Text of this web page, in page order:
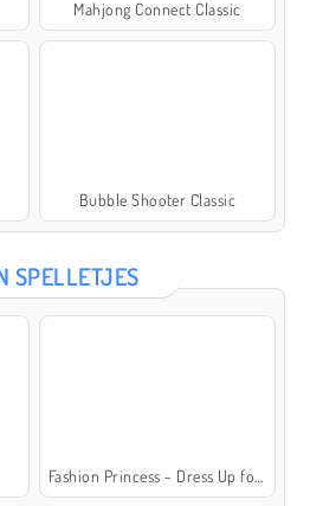
Mahjong Connect Classic
Bubble Shooter Classic
SPELLETJES